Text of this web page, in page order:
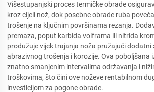
Višestupanjski proces termičke obrade
kroz cijeli nož, dok posebne obrade ruba
trošenje na ključnim površinama rezanja.
premaza, poput karbida volframa ili nitrida
produžuje vijek trajanja noža pružajući dodatni
abrazivnog trošenja i korozije. Ova poboljšana
znatno smanjenim intervalima održavanja i
troškovima, što čini ove noževe rentabilnom
investicijom za pogone obrade.